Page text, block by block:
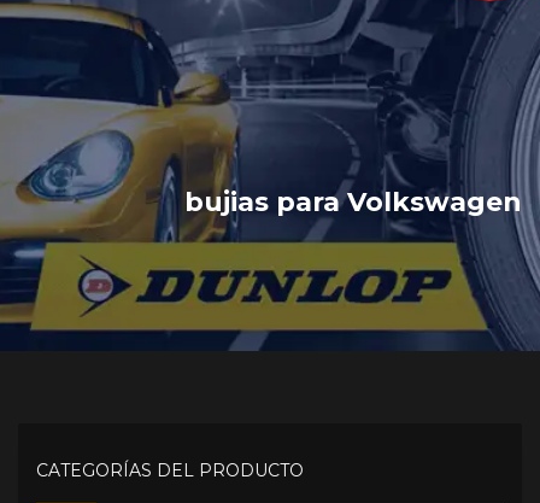
bujias para Volkswagen
CATEGORÍAS DEL PRODUCTO